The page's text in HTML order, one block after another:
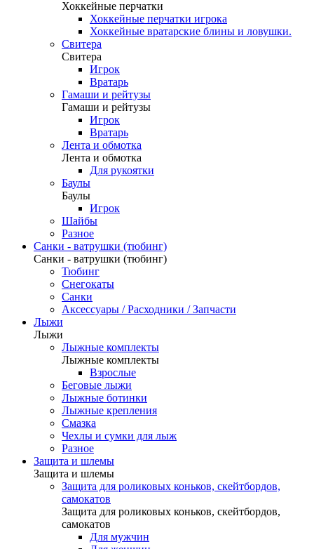
Хоккейные перчатки
Хоккейные перчатки игрока
Хоккейные вратарские блины и ловушки.
Свитера
Свитера
Игрок
Вратарь
Гамаши и рейтузы
Гамаши и рейтузы
Игрок
Вратарь
Лента и обмотка
Лента и обмотка
Для рукоятки
Баулы
Баулы
Игрок
Шайбы
Разное
Санки - ватрушки (тюбинг)
Санки - ватрушки (тюбинг)
Тюбинг
Снегокаты
Санки
Аксессуары / Расходники / Запчасти
Лыжи
Лыжи
Лыжные комплекты
Лыжные комплекты
Взрослые
Беговые лыжи
Лыжные ботинки
Лыжные крепления
Смазка
Чехлы и сумки для лыж
Разное
Защита и шлемы
Защита и шлемы
Защита для роликовых коньков, скейтбордов,
самокатов
Защита для роликовых коньков, скейтбордов,
самокатов
Для мужчин